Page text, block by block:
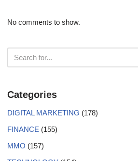
No comments to show.
Categories
DIGITAL MARKETING (178)
FINANCE (155)
MMO (157)